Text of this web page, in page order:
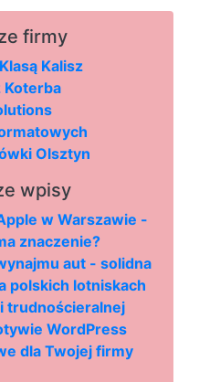
firmy
Kalisz
Koterba
Olsztyn
wpisy
w Warszawie -
znaczenie?
aut - solidna
polskich lotniskach
trudnościeralnej
WordPress
dla Twojej firmy